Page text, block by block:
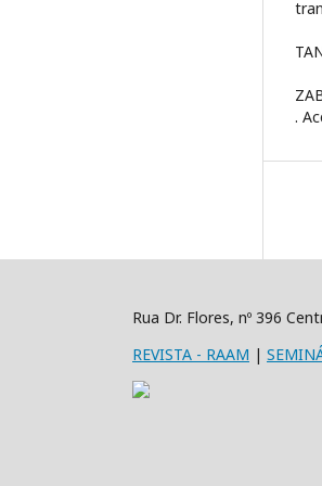
.
Rua Dr. Flores, nº 396
REVISTA - RAAM |